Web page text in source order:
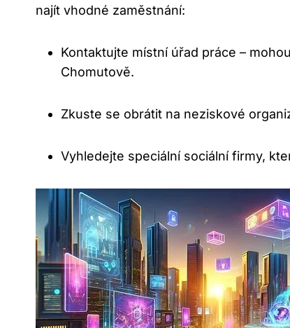
najít vhodné zaměstnání:
Kontaktujte místní úřad práce –
Chomutově.
Zkuste se obrátit na neziskové
Vyhledejte speciální sociální firmy,